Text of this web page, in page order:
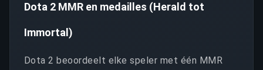
Dota 2 MMR en medailles (Herald tot
Immortal)
Dota 2 beoordeelt elke speler met één MMR